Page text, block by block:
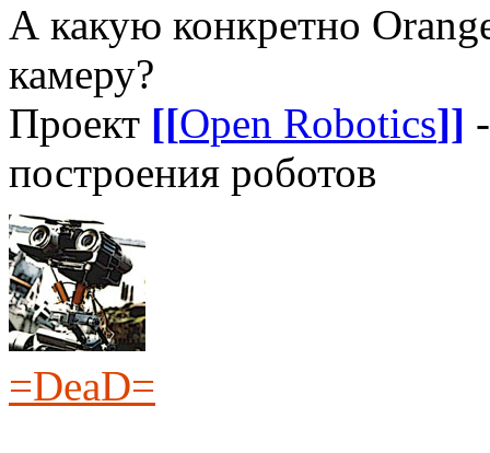
А какую конкретно
камеру?
Проект [[Open Robotics]]
построения роботов
=DeaD=